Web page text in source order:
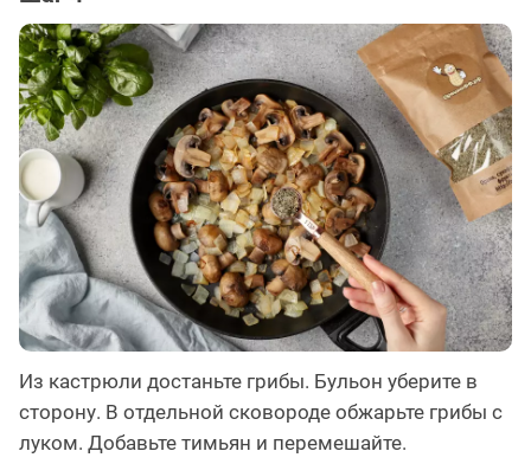
Из кастрюли достаньте грибы. Бульон уберите в
сторону. В отдельной сковороде обжарьте грибы с
луком. Добавьте тимьян и перемешайте.